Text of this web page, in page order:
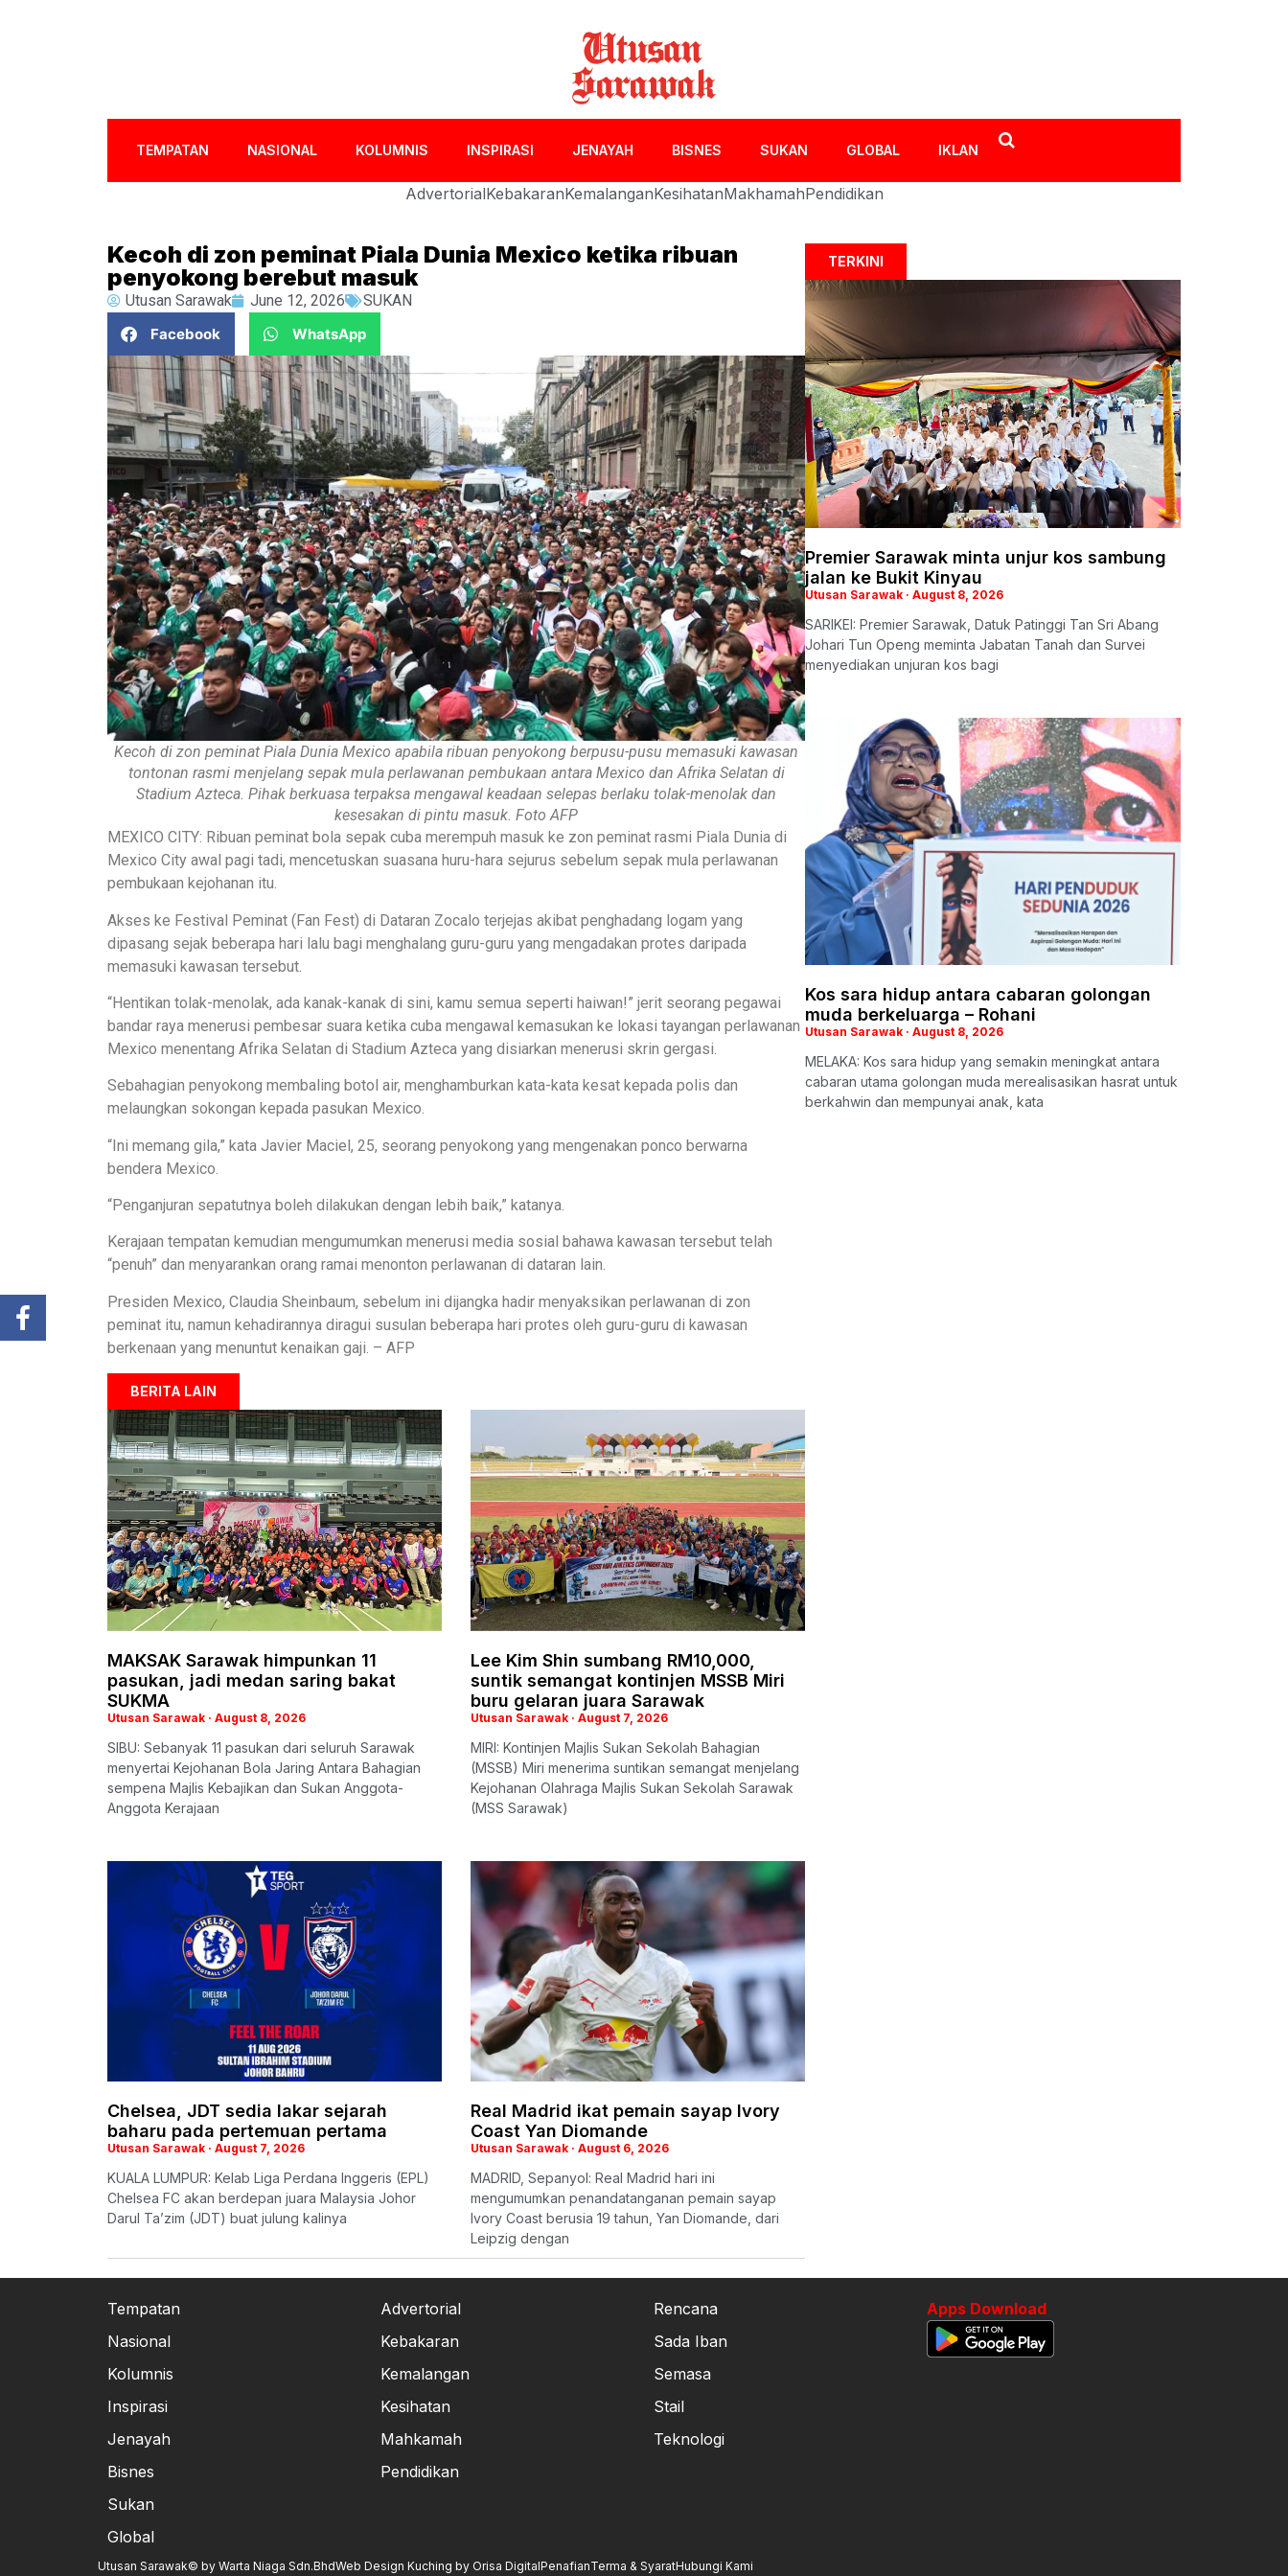
TEMPATAN NASIONAL KOLUMNIS INSPIRASI JENAYAH BISNES SUKAN GLOBAL IKLAN
AdvertorialKebakaranKemalanganKesihatanMakhamahPendidikan
Kecoh di zon peminat Piala Dunia Mexico ketika ribuan
penyokong berebut masuk
Utusan Sarawak June 12, 2026
SUKAN
Facebook
WhatsApp
Kecoh di zon peminat Piala Dunia Mexico apabila ribuan penyokong berpusu-pusu memasuki kawasan
tontonan rasmi menjelang sepak mula perlawanan pembukaan antara Mexico dan Afrika Selatan di
Stadium Azteca. Pihak berkuasa terpaksa mengawal keadaan selepas berlaku tolak-menolak dan
kesesakan di pintu masuk. Foto AFP
MEXICO CITY: Ribuan peminat bola sepak cuba merempuh masuk ke zon peminat rasmi Piala Dunia di
Mexico City awal pagi tadi, mencetuskan suasana huru-hara sejurus sebelum sepak mula perlawanan
pembukaan kejohanan itu.
Akses ke Festival Peminat (Fan Fest) di Dataran Zocalo terjejas akibat penghadang logam yang
dipasang sejak beberapa hari lalu bagi menghalang guru-guru yang mengadakan protes daripada
memasuki kawasan tersebut.
“Hentikan tolak-menolak, ada kanak-kanak di sini, kamu semua seperti haiwan!” jerit seorang pegawai
bandar raya menerusi pembesar suara ketika cuba mengawal kemasukan ke lokasi tayangan perlawanan
Mexico menentang Afrika Selatan di Stadium Azteca yang disiarkan menerusi skrin gergasi.
Sebahagian penyokong membaling botol air, menghamburkan kata-kata kesat kepada polis dan
melaungkan sokongan kepada pasukan Mexico.
“Ini memang gila,” kata Javier Maciel, 25, seorang penyokong yang mengenakan ponco berwarna
bendera Mexico.
“Penganjuran sepatutnya boleh dilakukan dengan lebih baik,” katanya.
Kerajaan tempatan kemudian mengumumkan menerusi media sosial bahawa kawasan tersebut telah
“penuh” dan menyarankan orang ramai menonton perlawanan di dataran lain.
Presiden Mexico, Claudia Sheinbaum, sebelum ini dijangka hadir menyaksikan perlawanan di zon
peminat itu, namun kehadirannya diragui susulan beberapa hari protes oleh guru-guru di kawasan
berkenaan yang menuntut kenaikan gaji. – AFP
BERITA LAIN
MAKSAK Sarawak himpunkan 11
pasukan, jadi medan saring bakat
SUKMA
Utusan Sarawak August 8, 2026
SIBU: Sebanyak 11 pasukan dari seluruh Sarawak
menyertai Kejohanan Bola Jaring Antara Bahagian
sempena Majlis Kebajikan dan Sukan Anggota-
Anggota Kerajaan
Lee Kim Shin sumbang RM10,000,
suntik semangat kontinjen MSSB Miri
buru gelaran juara Sarawak
Utusan Sarawak August 7, 2026
MIRI: Kontinjen Majlis Sukan Sekolah Bahagian
(MSSB) Miri menerima suntikan semangat menjelang
Kejohanan Olahraga Majlis Sukan Sekolah Sarawak
(MSS Sarawak)
Chelsea, JDT sedia lakar sejarah
baharu pada pertemuan pertama
Utusan Sarawak August 7, 2026
KUALA LUMPUR: Kelab Liga Perdana Inggeris (EPL)
Chelsea FC akan berdepan juara Malaysia Johor
Darul Ta’zim (JDT) buat julung kalinya
Real Madrid ikat pemain sayap Ivory
Coast Yan Diomande
Utusan Sarawak August 6, 2026
MADRID, Sepanyol: Real Madrid hari ini
mengumumkan penandatanganan pemain sayap
Ivory Coast berusia 19 tahun, Yan Diomande, dari
Leipzig dengan
TERKINI
Premier Sarawak minta unjur kos sambung
jalan ke Bukit Kinyau
Utusan Sarawak August 8, 2026
SARIKEI: Premier Sarawak, Datuk Patinggi Tan Sri Abang
Johari Tun Openg meminta Jabatan Tanah dan Survei
menyediakan unjuran kos bagi
Kos sara hidup antara cabaran golongan
muda berkeluarga – Rohani
Utusan Sarawak August 8, 2026
MELAKA: Kos sara hidup yang semakin meningkat antara
cabaran utama golongan muda merealisasikan hasrat untuk
berkahwin dan mempunyai anak, kata
Tempatan
Nasional
Kolumnis
Inspirasi
Jenayah
Bisnes
Sukan
Global
Advertorial
Kebakaran
Kemalangan
Kesihatan
Mahkamah
Pendidikan
Rencana
Sada Iban
Semasa
Stail
Teknologi
Apps Download
Utusan Sarawak© by Warta Niaga Sdn.BhdWeb Design Kuching by Orisa DigitalPenafianTerma & SyaratHubungi Kami